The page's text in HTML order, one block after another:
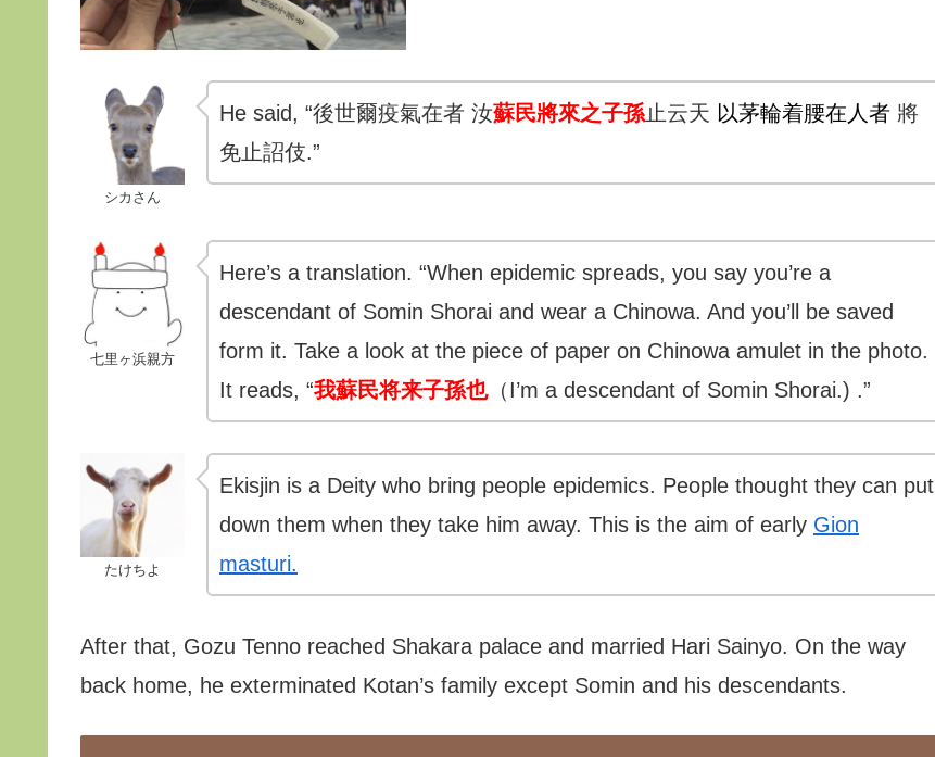
シカさん
He said, “後世爾疫氣在者 汝蘇民將來之子孫止云天 以茅輪着腰在人者 將
免止詔伎.”
七里ヶ浜親方
Here’s a translation. “When epidemic spreads, you say you’re a
descendant of Somin Shorai and wear a Chinowa. And you’ll be saved
form it. Take a look at the piece of paper on Chinowa amulet in the photo.
It reads, “我蘇民将来子孫也（I’m a descendant of Somin Shorai.) .”
たけちよ
Ekisjin is a Deity who bring people epidemics. People thought they can put
down them when they take him away. This is the aim of early Gion
masturi.
After that, Gozu Tenno reached Shakara palace and married Hari Sainyo. On the way
back home, he exterminated Kotan’s family except Somin and his descendants.